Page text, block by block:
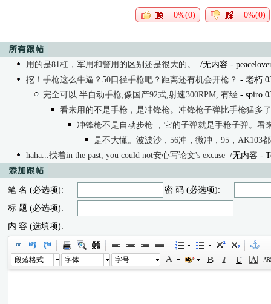
0%(0) 0%(0)
用的是81杠，军用和警用的区别还是很大的。 /无内容 -
挖！手枪这么牛逼？50口径手枪吧？距离还有机会开枪？ - 老朽
完全可以.半自动手枪,像国产92式,射速300RPM, 有经 - spiro
看来用的不是手枪，是冲锋枪。冲锋枪子弹比手枪猛多
冲锋枪不是自动步枪 ，它的子弹就是手枪子弹。看
是不大懂。波波沙，56冲，微冲，95，AK103
haha...找着in the past, you could not安心写论文's excuse /无内容 -
笔 名 (必选项):
密 码 (必选项):
标 题 (必选项):
内 容 (选填项):
段落格式 字体 字号